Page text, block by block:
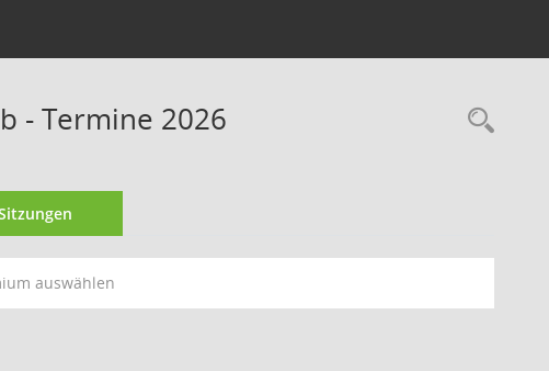
- Termine 2026
auswählen